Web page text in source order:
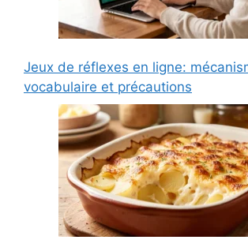
Jeux de réflexes en ligne:
vocabulaire et précautions